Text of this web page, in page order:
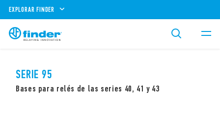
EXPLORAR FINDER
SERIE 95
Bases para relés de las series 40, 41 y 43